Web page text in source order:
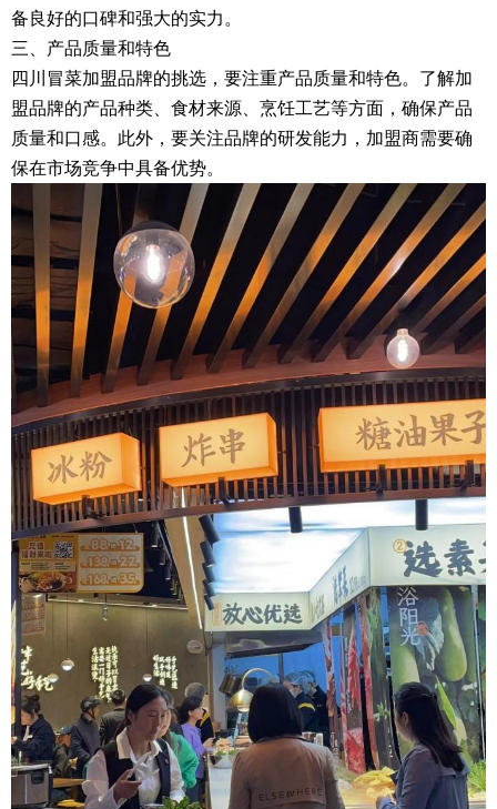
备良好的口碑和强大的实力。
三、产品质量和特色
四川冒菜加盟品牌的挑选，要注重产品质量和特色。了解加
盟品牌的产品种类、食材来源、烹饪工艺等方面，确保产品
质量和口感。此外，要关注品牌的研发能力，加盟商需要确
保在市场竞争中具备优势。